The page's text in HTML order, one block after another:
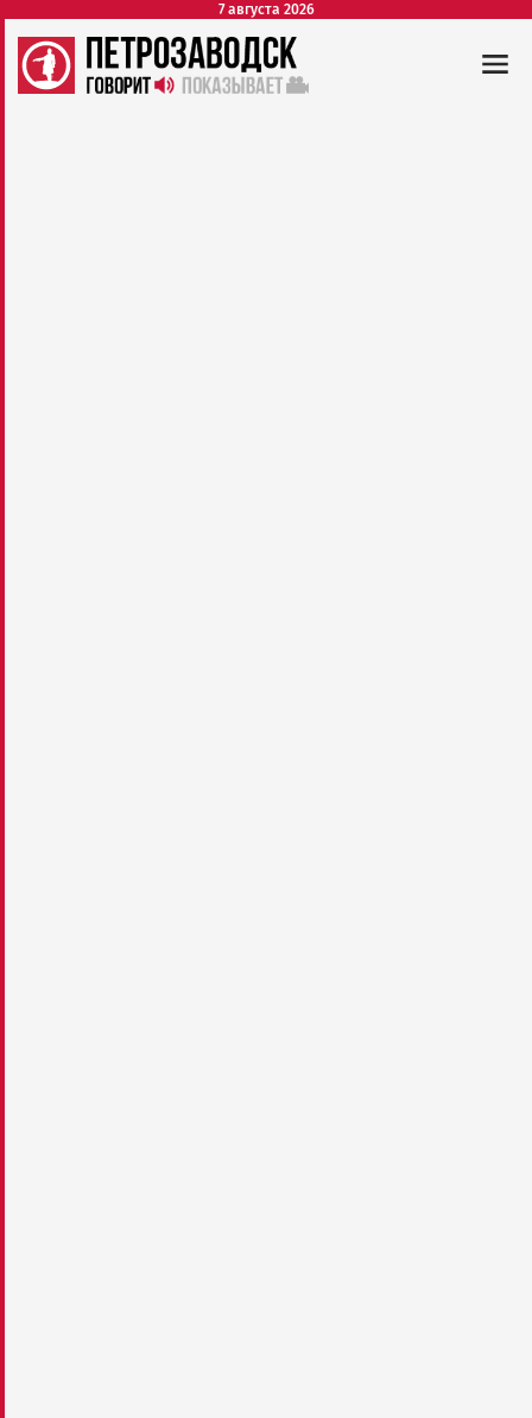
7 августа 2026